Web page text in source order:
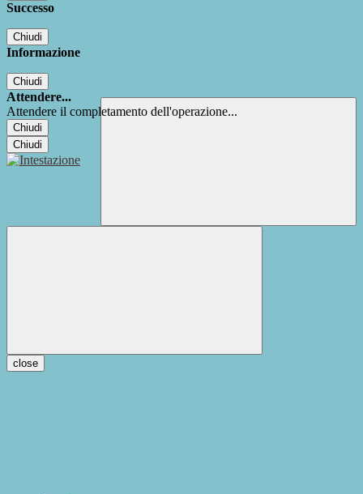
Successo
Chiudi
Informazione
Chiudi
Attendere...
Attendere il completamento dell'operazione...
Chiudi
Chiudi
close